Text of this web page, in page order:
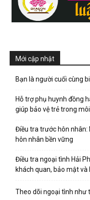
Mới cập nhật
Bạn là người cuối cùng
Hỗ trợ phụ huynh đồng
giúp bảo vệ trẻ trong
Điều tra trước hôn nhân:
hôn nhân bền vững
Điều tra ngoại tình Hải
khách quan, bảo mật
Theo dõi ngoại tình như